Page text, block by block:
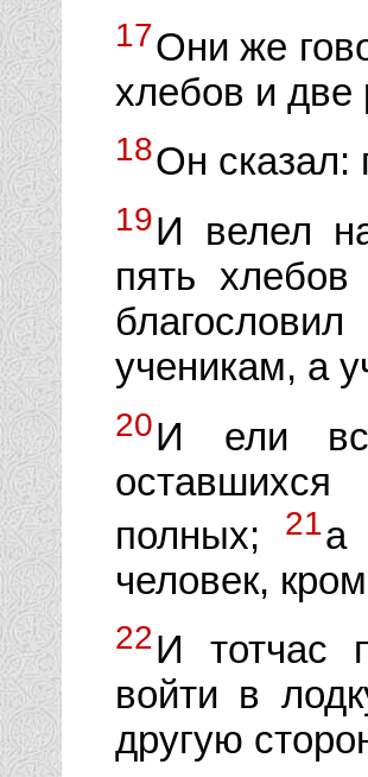
17Они же
хлебов и
18Он сказал:
19И велел
пять
ученикам, а
20И ели
полных;
21а
человек,
22И тотчас
войти в
другую